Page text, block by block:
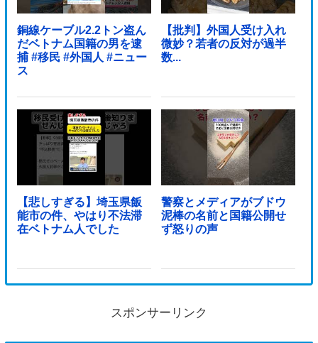
銅線ケーブル2.2トン盗ん
だベトナム国籍の男を逮
捕 #移民 #外国人 #ニュー
ス
【批判】外国人受け入れ
微妙？若者の反対が過半
数...
【悲しすぎる】埼玉県飯
能市の件、やはり不法滞
在ベトナム人でした
警察とメディアがブドウ
泥棒の名前と国籍公開せ
ず怒りの声
スポンサーリンク